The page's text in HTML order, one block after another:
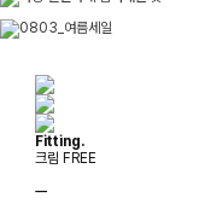
Fitting.
크림 FREE
ㅡ